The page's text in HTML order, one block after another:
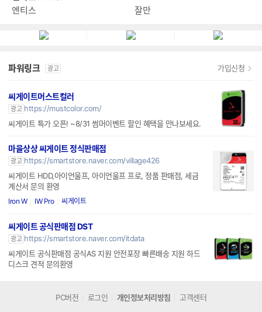
엔티스 ES 800W 80PLUS스
탠다드 ATX3.1
가입신청
씨게이트머스트컬러
광고 https://mustcolor.com/
씨게이트 특가 오픈! ~8/31 썸머이벤트 할인 혜택을 만나보세요.
마을상상 씨게이트 정식판매점
광고 https://smartstore.naver.com/village426
씨게이트 HDD,아이언울프, 아이언울프 프로, 정품 판매점, 세금
계산서 문의 환영
Iron W IW Pro 씨게이트
씨게이트 공식판매점 DST
광고 https://smartstore.naver.com/itdata